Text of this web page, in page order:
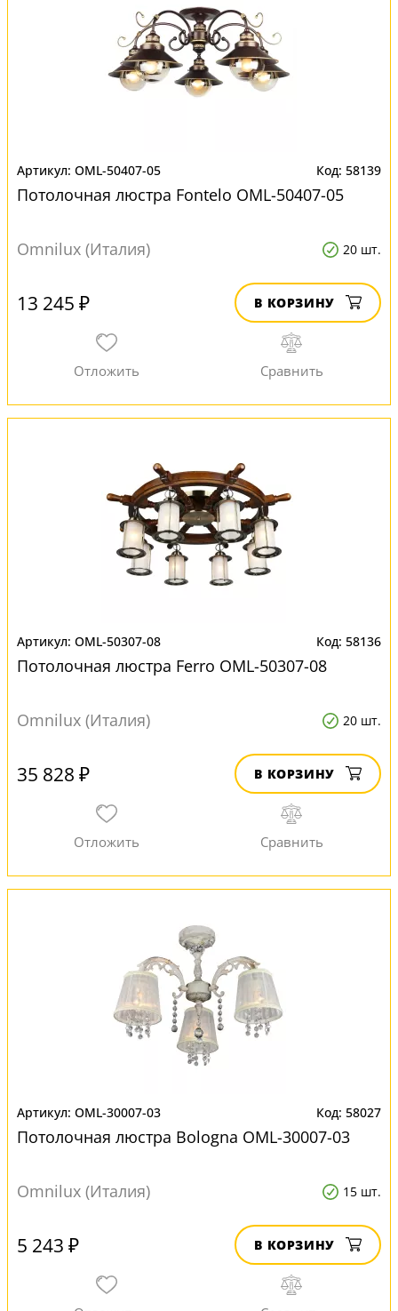
OML-50407-05 58139
Потолочная люстра Fontelo OML-50407-05
Omnilux (Италия) 20 шт.
13 245 ₽ В КОРЗИНУ
OML-50307-08 58136
Потолочная люстра Ferro OML-50307-08
Omnilux (Италия) 20 шт.
35 828 ₽ В КОРЗИНУ
OML-30007-03 58027
Потолочная люстра Bologna OML-30007-03
Omnilux (Италия) 15 шт.
5 243 ₽ В КОРЗИНУ